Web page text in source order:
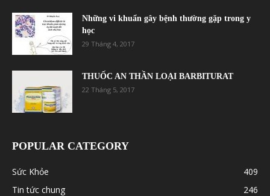
Những vi khuẩn gây bệnh thường gặp trong y
học
29 Tháng 4, 2017
THUỐC AN THẦN LOẠI BARBITURAT
22 Tháng 5, 2017
POPULAR CATEGORY
Sức Khỏe
409
Tin tức chung
246